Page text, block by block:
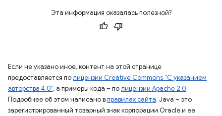
Эта информация оказалась полезной?
Если не указано иное, контент на этой странице
предоставляется полицензии Creative Commons "С указанием
авторства 4.0", а примеры кода – полицензии Apache 2.0.
Подробнее об этом написано вправилах сайта. Java – это
зарегистрированный товарный знак корпорации Oracle и ее